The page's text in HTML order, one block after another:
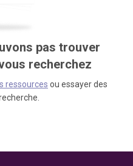
pas trouver
recherchez
ressources ou essayer des